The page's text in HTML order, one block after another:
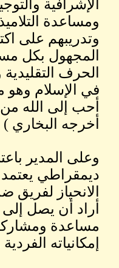
الإشرافية
ومساعدة
وتدريبهم على
المجهول بكل
الحرف
في الإسلام وهو
أحب إلى الله
أخرجه البخاري )
وعلى المدير
ديمقراطي
الانحياز لفريق
أراد أن يصل
مساعدة ومشاركة
إمكانياته الفردية